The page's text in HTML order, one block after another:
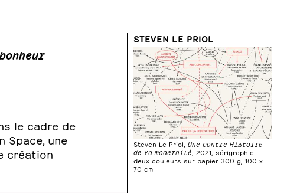
le cadre de
Space, une
création
STEVEN LE PRIOL
Steven Le Priol,Une contre Histoire
de la modernité, 2021, sérigraphie
deux couleurs sur papier 300 g, 100 x
70 cm